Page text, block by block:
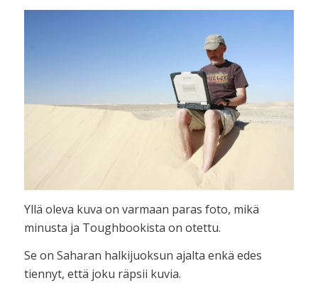
Yllä oleva kuva on varmaan paras foto, mikä
minusta ja Toughbookista on otettu.
Se on Saharan halkijuoksun ajalta enkä edes
tiennyt, että joku räpsii kuvia.